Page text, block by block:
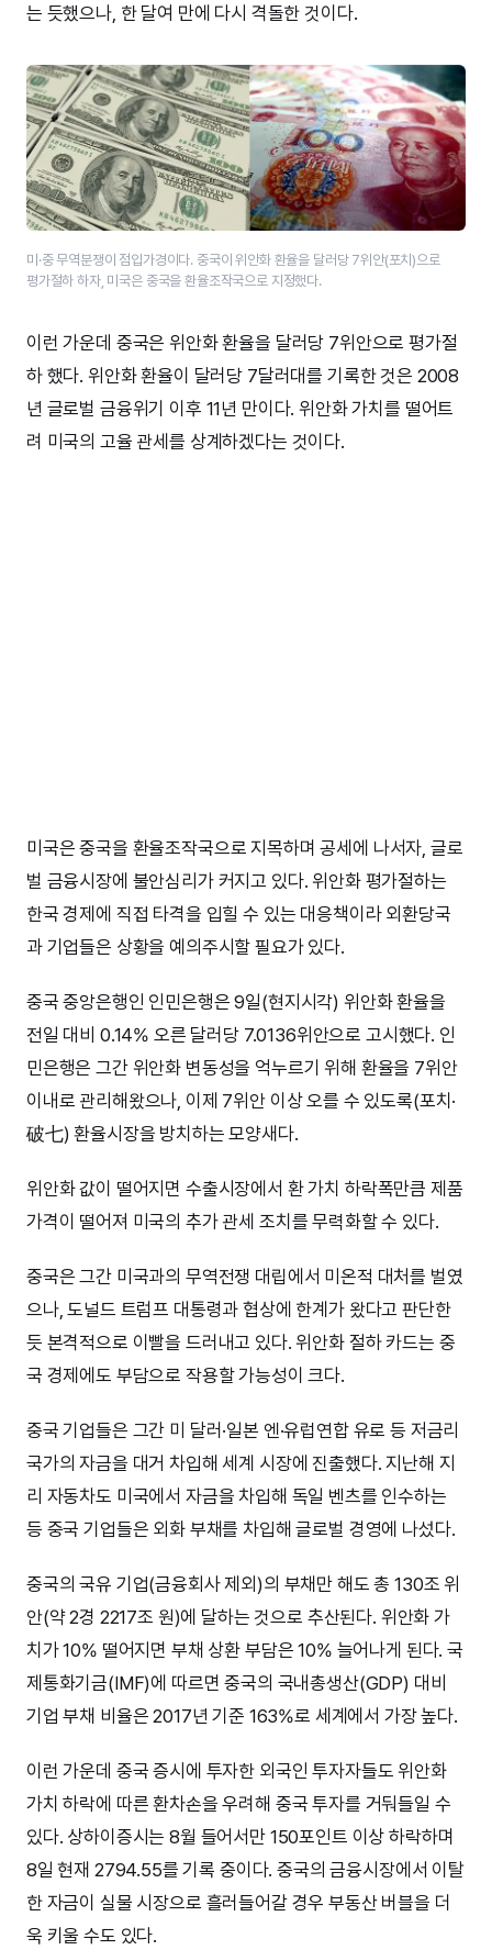
는 듯했으나, 한 달여 만에 다시 격돌한 것이다.
미·중 무역분쟁이 점입가경이다. 중국이 위안화 환율을 달러당 7위안(포치)으로
평가절하 하자, 미국은 중국을 환율조작국으로 지정했다.
이런 가운데 중국은 위안화 환율을 달러당 7위안으로 평가절
하 했다. 위안화 환율이 달러당 7달러대를 기록한 것은 2008
년 글로벌 금융위기 이후 11년 만이다. 위안화 가치를 떨어트
려 미국의 고율 관세를 상계하겠다는 것이다.
미국은 중국을 환율조작국으로 지목하며 공세에 나서자, 글로
벌 금융시장에 불안심리가 커지고 있다. 위안화 평가절하는
한국 경제에 직접 타격을 입힐 수 있는 대응책이라 외환당국
과 기업들은 상황을 예의주시할 필요가 있다.
중국 중앙은행인 인민은행은 9일(현지시각) 위안화 환율을
전일 대비 0.14% 오른 달러당 7.0136위안으로 고시했다. 인
민은행은 그간 위안화 변동성을 억누르기 위해 환율을 7위안
이내로 관리해왔으나, 이제 7위안 이상 오를 수 있도록(포치·
破七) 환율시장을 방치하는 모양새다.
위안화 값이 떨어지면 수출시장에서 환 가치 하락폭만큼 제품
가격이 떨어져 미국의 추가 관세 조치를 무력화할 수 있다.
중국은 그간 미국과의 무역전쟁 대립에서 미온적 대처를 벌였
으나, 도널드 트럼프 대통령과 협상에 한계가 왔다고 판단한
듯 본격적으로 이빨을 드러내고 있다. 위안화 절하 카드는 중
국 경제에도 부담으로 작용할 가능성이 크다.
중국 기업들은 그간 미 달러·일본 엔·유럽연합 유로 등 저금리
국가의 자금을 대거 차입해 세계 시장에 진출했다. 지난해 지
리 자동차도 미국에서 자금을 차입해 독일 벤츠를 인수하는
등 중국 기업들은 외화 부채를 차입해 글로벌 경영에 나섰다.
중국의 국유 기업(금융회사 제외)의 부채만 해도 총 130조 위
안(약 2경 2217조 원)에 달하는 것으로 추산된다. 위안화 가
치가 10% 떨어지면 부채 상환 부담은 10% 늘어나게 된다. 국
제통화기금(IMF)에 따르면 중국의 국내총생산(GDP) 대비
기업 부채 비율은 2017년 기준 163%로 세계에서 가장 높다.
이런 가운데 중국 증시에 투자한 외국인 투자자들도 위안화
가치 하락에 따른 환차손을 우려해 중국 투자를 거둬들일 수
있다. 상하이증시는 8월 들어서만 150포인트 이상 하락하며
8일 현재 2794.55를 기록 중이다. 중국의 금융시장에서 이탈
한 자금이 실물 시장으로 흘러들어갈 경우 부동산 버블을 더
욱 키울 수도 있다.